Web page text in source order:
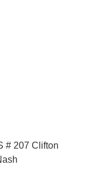
# 207 Clifton